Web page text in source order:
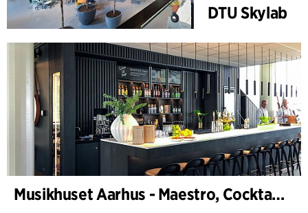
DTU Skylab
Musikhuset Aarhus - Maestro, Cocktailbar